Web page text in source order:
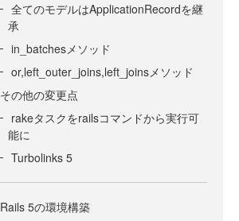
全てのモデルはApplicationRecordを継
承
in_batchesメソッド
or,left_outer_joins,left_joinsメソッド
その他の変更点
rakeタスクをrailsコマンドから実行可
能に
Turbolinks 5
Rails 5の環境構築